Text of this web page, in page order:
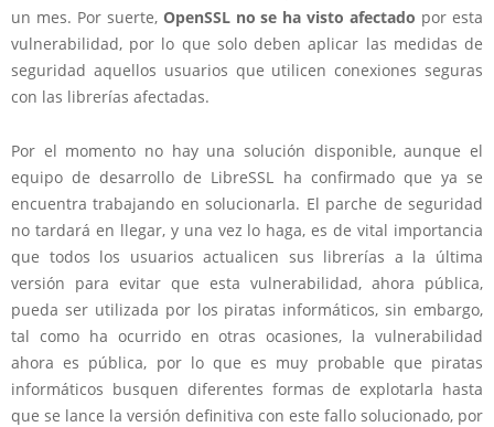
un mes. Por suerte, OpenSSL no se ha visto afectado por esta
vulnerabilidad, por lo que solo deben aplicar las medidas de
seguridad aquellos usuarios que utilicen conexiones seguras
con las librerías afectadas.
Por el momento no hay una solución disponible, aunque el
equipo de desarrollo de LibreSSL ha confirmado que ya se
encuentra trabajando en solucionarla. El parche de seguridad
no tardará en llegar, y una vez lo haga, es de vital importancia
que todos los usuarios actualicen sus librerías a la última
versión para evitar que esta vulnerabilidad, ahora pública,
pueda ser utilizada por los piratas informáticos, sin embargo,
tal como ha ocurrido en otras ocasiones, la vulnerabilidad
ahora es pública, por lo que es muy probable que piratas
informáticos busquen diferentes formas de explotarla hasta
que se lance la versión definitiva con este fallo solucionado, por